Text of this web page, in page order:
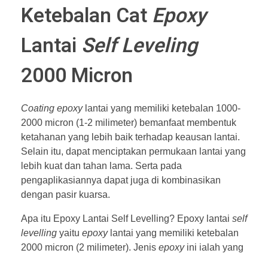
Ketebalan Cat Epoxy
Lantai Self Leveling
2000 Micron
Coating epoxylantai yang memiliki ketebalan 1000-
2000 micron (1-2 milimeter) bemanfaat membentuk
ketahanan yang lebih baik terhadap keausan lantai.
Selain itu, dapat menciptakan permukaan lantai yang
lebih kuat dan tahan lama. Serta pada
pengaplikasiannya dapat juga di kombinasikan
dengan pasir kuarsa.
Apa itu Epoxy Lantai Self Levelling? Epoxy lantai self
levelling yaitu epoxylantai yang memiliki ketebalan
2000 micron (2 milimeter). Jenis epoxyini ialah yang